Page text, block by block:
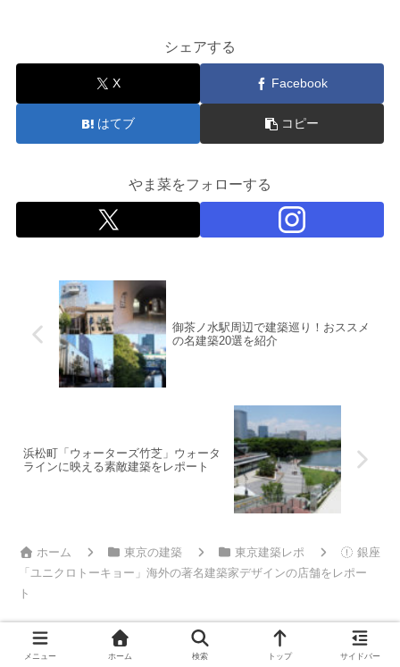
シェアする
X Facebook
はてブ コピー
やま菜をフォローする
御茶ノ水駅周辺で建築巡り！おススメ
の名建築20選を紹介
浜松町「ウォーターズ竹芝」ウォータ
ラインに映える素敵建築をレポート
ホーム 東京の建築 東京建築レポ
銀座
「ユニクロトーキョー」海外の著名建築家デザインの店舗をレポー
ト
メニュー ホーム 検索 トップ サイドバー